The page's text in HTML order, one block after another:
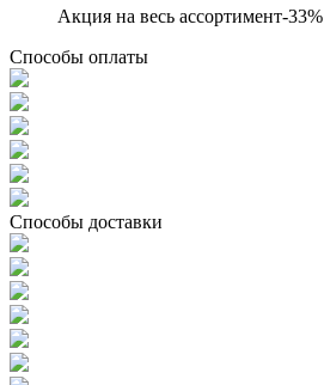
Акция на весь ассортимент-33%
Способы оплаты
Способы доставки